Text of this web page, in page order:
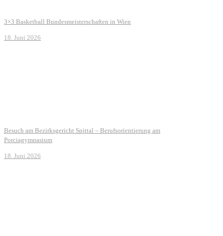
3×3 Basketball Bundesmeisterschaften in Wien
18. Juni 2026
Besuch am Bezirksgericht Spittal – Berufsorientierung am
Porciagymnasium
18. Juni 2026